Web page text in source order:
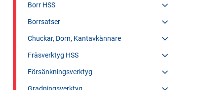
Borr HSS
Borrsatser
Chuckar, Dorn, Kantavkännare
Fräsverktyg HSS
Försänkningsverktyg
Gradningsverktyg